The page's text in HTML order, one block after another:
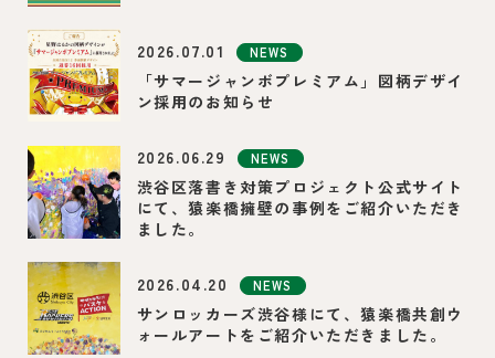
2026.07.01 NEWS
「サマージャンボプレミアム」図柄デザイ
ン採用のお知らせ
2026.06.29 NEWS
渋谷区落書き対策プロジェクト公式サイト
にて、猿楽橋擁壁の事例をご紹介いただき
ました。
2026.04.20 NEWS
サンロッカーズ渋谷様にて、猿楽橋共創ウ
ォールアートをご紹介いただきました。